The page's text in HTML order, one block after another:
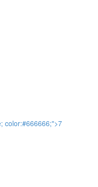
color:#666666;">7